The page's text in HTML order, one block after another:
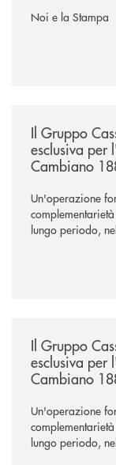
Noi e la Stampa
Il Gruppo
esclusiva per
Cambiano
Un'operazione
lungo periodo,
negoziazione
Il Gruppo
esclusiva per
Cambiano
Un'operazione
lungo periodo,